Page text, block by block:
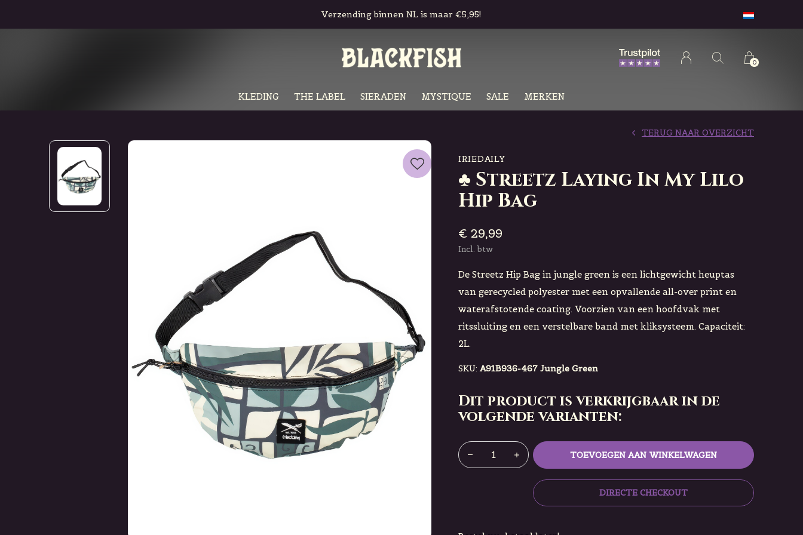
KLEDING THE LABEL SIERADEN MYSTIQUE SALE MERKEN
0
Gratis in-store pickup & retour
IRIEDAILY
♣ Streetz Laying In My Lilo
Hip Bag
TERUG NAAR OVERZICHT
€ 29,99
Incl. btw
De Streetz Hip Bag in jungle green is een lichtgewicht heuptas
van gerecycled polyester met een opvallende all-over print en
waterafstotende coating. Voorzien van een hoofdvak met
ritssluiting en een verstelbare band met kliksysteem. Capaciteit:
2L.
SKU:A91B936-467 Jungle Green
Dit product is verkrijgbaar in de
volgende varianten:
TOEVOEGEN AAN WINKELWAGEN
DIRECTE CHECKOUT